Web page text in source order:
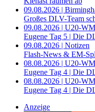
09.08.2026 |
Großes DLV-Team
09.08.2026 | U20-
Eugene Tag 5 | Die
09.08.2026 | Notizen
Flash-News & EM-
08.08.2026 | U20-
Eugene Tag 4 | Die
08.08.2026 | U20-
Eugene Tag 4 | Die
Anzeige